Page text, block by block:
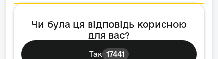
Чи була ця відповідь корисною
для вас?
Так 17441